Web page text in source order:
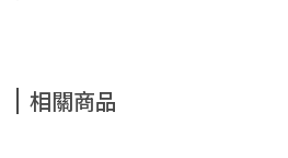
相關商品